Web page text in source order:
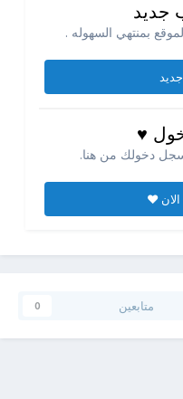
بمنتهي السهوله .
♥
دخولك من هنا.
♥
متابعين 0